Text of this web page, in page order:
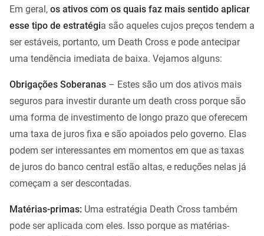
Em geral, os ativos com os quais faz mais sentido aplicar
esse tipo de estratégia são aqueles cujos preços tendem a
ser estáveis, portanto, um Death Cross e pode antecipar
uma tendência imediata de baixa. Vejamos alguns:
Obrigações Soberanas – Estes são um dos ativos mais
seguros para investir durante um death cross porque são
uma forma de investimento de longo prazo que oferecem
uma taxa de juros fixa e são apoiados pelo governo. Elas
podem ser interessantes em momentos em que as taxas
de juros do banco central estão altas, e reduções nelas já
começam a ser descontadas.
Matérias-primas: Uma estratégia Death Cross também
pode ser aplicada com eles. Isso porque as matérias-